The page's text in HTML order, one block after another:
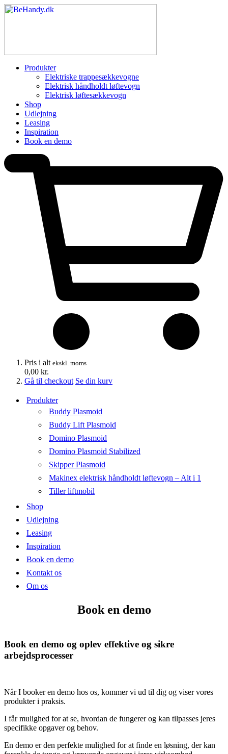
Produkter
Elektriske trappesækkevogne
Elektrisk håndholdt løftevogn
Elektrisk løftesækkevogn
Shop
Udlejning
Leasing
Inspiration
Book en demo
Pris i alt ekskl. moms
0,00 kr.
Gå til checkout Se din kurv
Produkter
Buddy Plasmoid
Buddy Lift Plasmoid
Domino Plasmoid
Domino Plasmoid Stabilized
Skipper Plasmoid
Makinex elektrisk håndholdt løftevogn – Alt i 1
Tiller liftmobil
Shop
Udlejning
Leasing
Inspiration
Book en demo
Kontakt os
Om os
Book en demo
Book en demo og oplev effektive og sikre
arbejdsprocesser
Når I booker en demo hos os, kommer vi ud til dig og viser vores
produkter i praksis.
I får mulighed for at se, hvordan de fungerer og kan tilpasses jeres
specifikke opgaver og behov.
En demo er den perfekte mulighed for at finde en løsning, der kan